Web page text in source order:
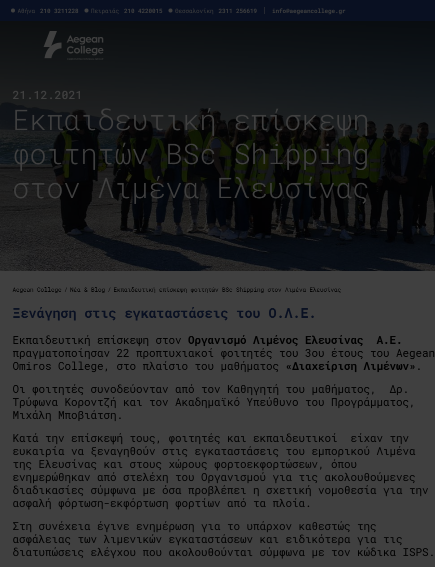
Αθήνα 210 3211228 Πειραιάς 210 4220015 Θεσσαλονίκη 2311 256619 info@aegeancollege.gr
21.12.2021
Εκπαιδευτική επίσκεψη
φοιτητών BSc Shipping
στον Λιμένα Ελευσίνας
Aegean College Νέα & Blog Εκπαιδευτική επίσκεψη φοιτητών BSc Shipping στον Λιμένα Ελευσίνας
Ξενάγηση στις εγκαταστάσεις του Ο.Λ.Ε.
Εκπαιδευτική επίσκεψη στον Οργανισμό Λιμένος Ελευσίνας Α.Ε.
πραγματοποίησαν 22 προπτυχιακοί φοιτητές του 3ου έτους του Aegean
Omiros College, στο πλαίσιο του μαθήματος «Διαχείριση Λιμένων» .
Οι φοιτητές συνοδεύονταν από τον Καθηγητή του μαθήματος, Δρ.
Τρύφωνα Κοροντζή και τον Ακαδημαϊκό Υπεύθυνο του Προγράμματος,
Μιχάλη Μποβιάτση.
Κατά την επίσκεψή τους, φοιτητές και εκπαιδευτικοί είχαν την
ευκαιρία να ξεναγηθούν στις εγκαταστάσεις του εμπορικού Λιμένα
της Ελευσίνας και στους χώρους φορτοεκφορτώσεων, όπου
ενημερώθηκαν από στελέχη του Οργανισμού για τις ακολουθούμενες
διαδικασίες σύμφωνα με όσα προβλέπει η σχετική νομοθεσία για την
ασφαλή φόρτωση-εκφόρτωση φορτίων από τα πλοία.
Στη συνέχεια έγινε ενημέρωση για το υπάρχον καθεστώς της
ασφάλειας των λιμενικών εγκαταστάσεων και ειδικότερα για τις
διατυπώσεις ελέγχου που ακολουθούνται σύμφωνα με τον κώδικα ISPS.